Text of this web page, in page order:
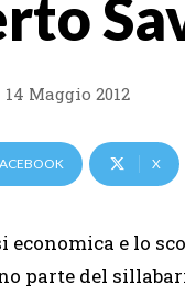
14 Maggio 2012
X
e lo
parte del